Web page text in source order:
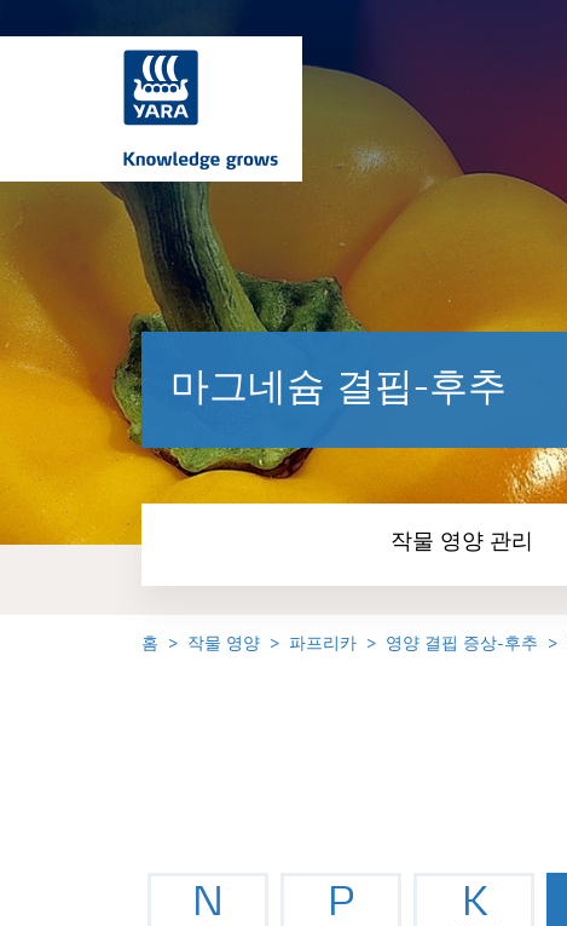
마그네슘 결핍-후추
작물 영양 관리
홈 작물 영양 파프리카 영양 결핍 증상-후추
N P K